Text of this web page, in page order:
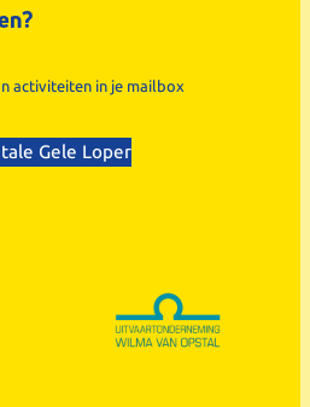
activiteiten in je mailbox
Gele Loper